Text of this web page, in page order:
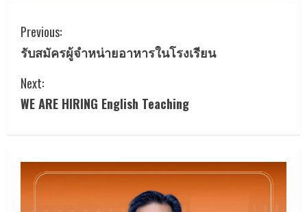
C
o
n
n
Previous:
รับสมัครผู้จำหน่ายอาหารในโรงเรียน
Next:
WE ARE HIRING English Teaching